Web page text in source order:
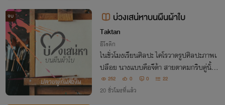
จบ บ่วงเสน่หาบนผืนผ้าใบ
Taktan
อีโรติก
ในชั่วโมงเรียนศิลปะ ไคโรวาดรูปศิลปะภาพเ
ปลือย นางแบบคือจีด้า สายตาคมกริบคู่นั้นก
ลับไม่ได้มองแค่สัดส่วนเพื่อการประเมินเชิงศิ
ลปะ... แต่มันเป็นสายตาที่กำลังโลมเลียอย่า
252 0 0 22
20 ชั่วโมงที่แล้ว